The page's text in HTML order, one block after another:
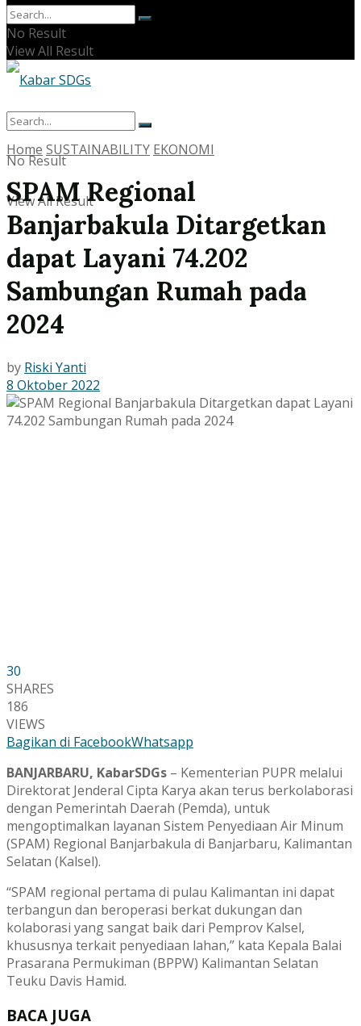
No Result
View All Result
No Result
View All Result
Home SUSTAINABILITY EKONOMI
SPAM Regional
Banjarbakula Ditargetkan
dapat Layani 74.202
Sambungan Rumah pada
2024
by Riski Yanti
8 Oktober 2022
30
SHARES
186
VIEWS
Bagikan di FacebookWhatsapp
BANJARBARU, KabarSDGs – Kementerian PUPR melalui
Direktorat Jenderal Cipta Karya akan terus berkolaborasi
dengan Pemerintah Daerah (Pemda), untuk
mengoptimalkan layanan Sistem Penyediaan Air Minum
(SPAM) Regional Banjarbakula di Banjarbaru, Kalimantan
Selatan (Kalsel).
“SPAM regional pertama di pulau Kalimantan ini dapat
terbangun dan beroperasi berkat dukungan dan
kolaborasi yang sangat baik dari Pemprov Kalsel,
khususnya terkait penyediaan lahan,” kata Kepala Balai
Prasarana Permukiman (BPPW) Kalimantan Selatan
Teuku Davis Hamid.
BACA JUGA